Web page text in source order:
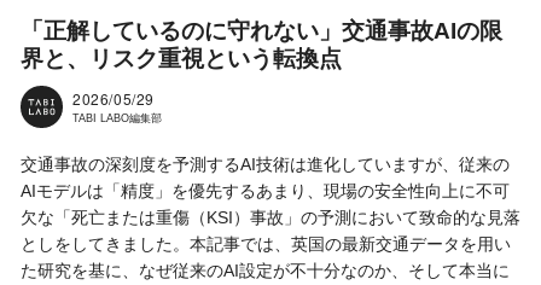
「正解しているのに守れない」交通事故AIの限
界と、リスク重視という転換点
2026/05/29
TABI LABO編集部
交通事故の深刻度を予測するAI技術は進化していますが、従来の
AIモデルは「精度」を優先するあまり、現場の安全性向上に不可
欠な「死亡または重傷（KSI）事故」の予測において致命的な見落
としをしてきました。本記事では、英国の最新交通データを用い
た研究を基に、なぜ従来のAI設定が不十分なのか、そして本当に